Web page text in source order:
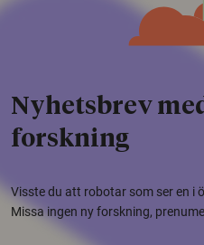
Nyhetsbrev
forskning
Visste du att robotar som ser en i
Missa ingen ny forskning,